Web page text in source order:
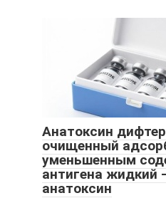
Анатоксин
очищенный
уменьшенным
антигена
анатоксин